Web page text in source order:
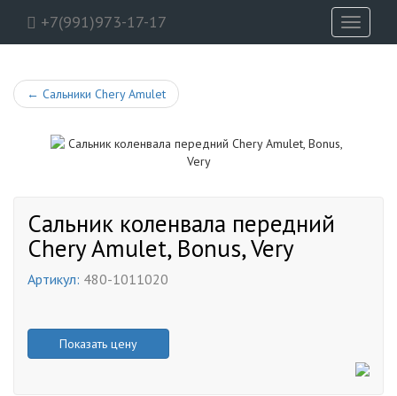
+7(991)973-17-17
Toggle
← Сальники Chery Amulet
Сальник коленвала передний
Chery Amulet, Bonus, Very
Артикул: 480-1011020
Показать цену